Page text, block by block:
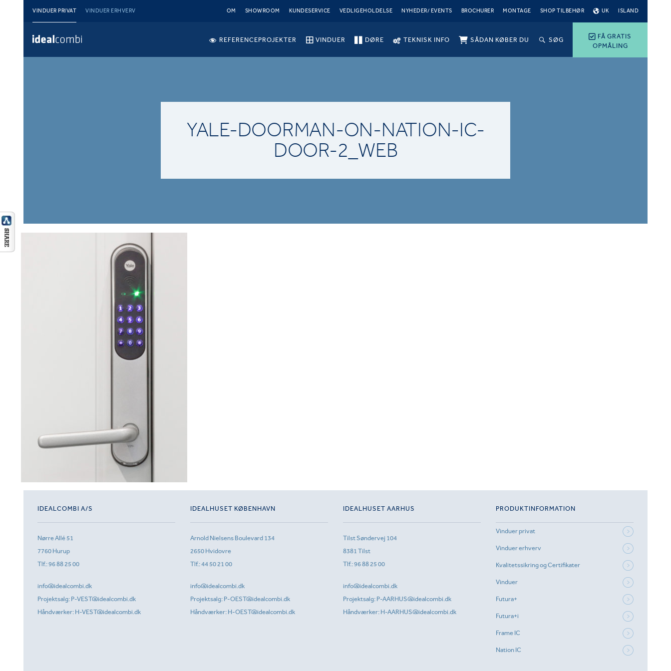
VINDUER PRIVAT VINDUER ERHVERV OM SHOWROOM KUNDESERVICE VEDLIGEHOLDELSE NYHEDER/ EVENTS BROCHURER MONTAGE SHOP TILBEHØR UK ISLAND
FÅ GRATIS
OPMÅLING
REFERENCEPROJEKTER VINDUER DØRE TEKNISK INFO SÅDAN KØBER DU SØG
YALE-DOORMAN-ON-NATION-IC-
DOOR-2_WEB
IDEALCOMBI A/S
Nørre Allé 51
7760 Hurup
Tlf.:96 88 25 00
info@idealcombi.dk
Projektsalg: P-VEST@idealcombi.dk
Håndværker: H-VEST@idealcombi.dk
IDEALHUSET KØBENHAVN
Arnold Nielsens Boulevard 134
2650 Hvidovre
Tlf.:44 50 21 00
info@idealcombi.dk
Projektsalg: P-OEST@idealcombi.dk
Håndværker: H-OEST@idealcombi.dk
IDEALHUSET AARHUS
Tilst Søndervej 104
8381 Tilst
Tlf.:96 88 25 00
info@idealcombi.dk
Projektsalg: P-AARHUS@idealcombi.dk
Håndværker: H-AARHUS@idealcombi.dk
PRODUKTINFORMATION
Vinduer privat
Vinduer erhverv
Kvalitetssikring og Certifikater
Vinduer
Futura+
Futura+i
Frame IC
Nation IC